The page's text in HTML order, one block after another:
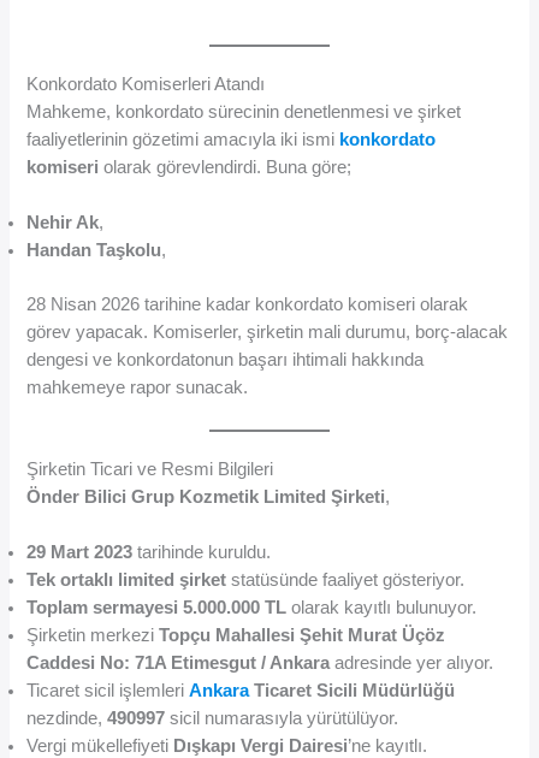
Konkordato Komiserleri Atandı
Mahkeme, konkordato sürecinin denetlenmesi ve şirket
faaliyetlerinin gözetimi amacıyla iki ismi konkordato
komiseri olarak görevlendirdi. Buna göre;
Nehir Ak,
Handan Taşkolu,
28 Nisan 2026 tarihine kadar konkordato komiseri olarak
görev yapacak. Komiserler, şirketin mali durumu, borç-alacak
dengesi ve konkordatonun başarı ihtimali hakkında
mahkemeye rapor sunacak.
Şirketin Ticari ve Resmi Bilgileri
Önder Bilici Grup Kozmetik Limited Şirketi,
29 Mart 2023 tarihinde kuruldu.
Tek ortaklı limited şirket statüsünde faaliyet gösteriyor.
Toplam sermayesi 5.000.000 TL olarak kayıtlı bulunuyor.
Şirketin merkeziTopçu Mahallesi Şehit Murat Üçöz
Caddesi No: 71A Etimesgut / Ankaraadresinde yer alıyor.
Ticaret sicil işlemleriAnkaraTicaret Sicili Müdürlüğü
nezdinde,490997 sicil numarasıyla yürütülüyor.
Vergi mükellefiyeti Dışkapı Vergi Dairesi’ne kayıtlı.